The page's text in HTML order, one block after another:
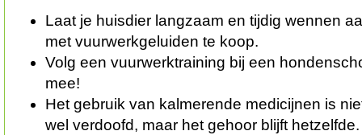
Laat je huisdier langzaam en tijdig wennen
met vuurwerkgeluiden te koop.
Volg een vuurwerktraining bij een
mee!
Het gebruik van kalmerende medicijnen is
wel verdoofd, maar het gehoor blijft